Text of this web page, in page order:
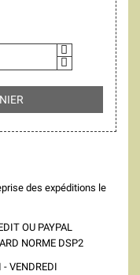
des expéditions le
OU PAYPAL
NORME DSP2
- VENDREDI